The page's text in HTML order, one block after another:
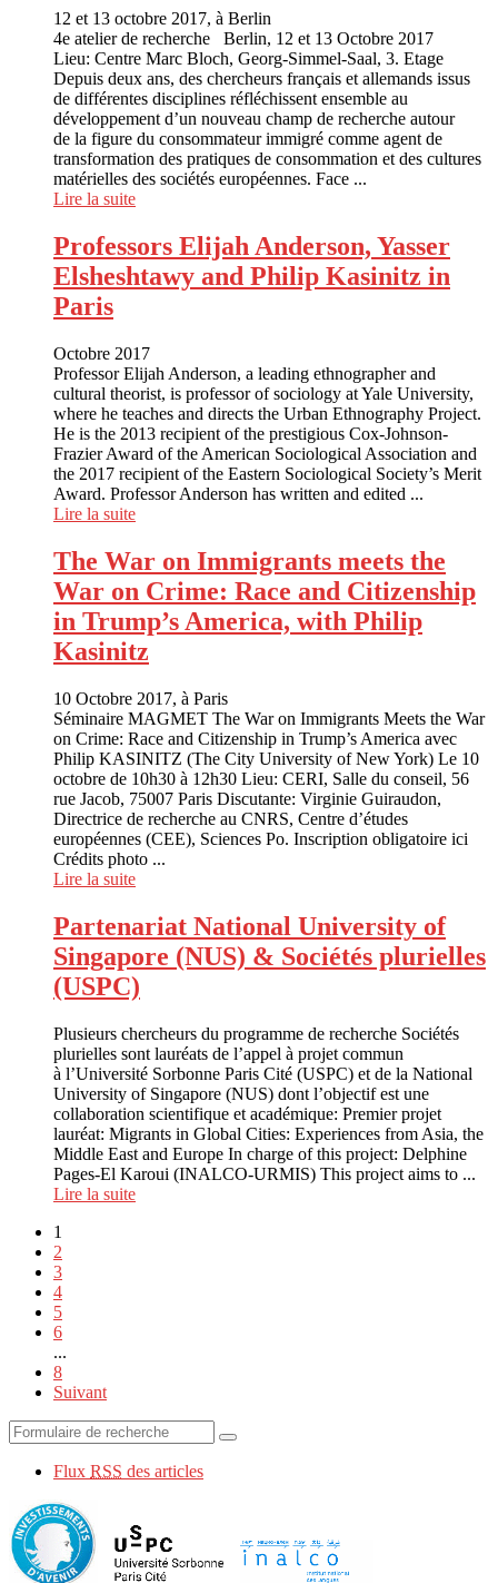
12 et 13 octobre 2017, à Berlin
4e atelier de recherche Berlin, 12 et 13 Octobre 2017
Lieu: Centre Marc Bloch, Georg-Simmel-Saal, 3. Etage
Depuis deux ans, des chercheurs français et allemands issus
de différentes disciplines réfléchissent ensemble au
développement d’un nouveau champ de recherche autour
de la figure du consommateur immigré comme agent de
transformation des pratiques de consommation et des cultures
matérielles des sociétés européennes. Face ...
Lire la suite
Professors Elijah Anderson, Yasser
Elsheshtawy and Philip Kasinitz in
Paris
Octobre 2017
Professor Elijah Anderson, a leading ethnographer and
cultural theorist, is professor of sociology at Yale University,
where he teaches and directs the Urban Ethnography Project.
He is the 2013 recipient of the prestigious Cox-Johnson-
Frazier Award of the American Sociological Association and
the 2017 recipient of the Eastern Sociological Society’s Merit
Award. Professor Anderson has written and edited ...
Lire la suite
The War on Immigrants meets the
War on Crime: Race and Citizenship
in Trump’s America, with Philip
Kasinitz
10 Octobre 2017, à Paris
Séminaire MAGMET The War on Immigrants Meets the War
on Crime: Race and Citizenship in Trump’s America avec
Philip KASINITZ (The City University of New York) Le 10
octobre de 10h30 à 12h30 Lieu: CERI, Salle du conseil, 56
rue Jacob, 75007 Paris Discutante: Virginie Guiraudon,
Directrice de recherche au CNRS, Centre d’études
européennes (CEE), Sciences Po. Inscription obligatoire ici
Crédits photo ...
Lire la suite
Partenariat National University of
Singapore (NUS) & Sociétés plurielles
(USPC)
Plusieurs chercheurs du programme de recherche Sociétés
plurielles sont lauréats de l’appel à projet commun
à l’Université Sorbonne Paris Cité (USPC) et de la National
University of Singapore (NUS) dont l’objectif est une
collaboration scientifique et académique: Premier projet
lauréat: Migrants in Global Cities: Experiences from Asia, the
Middle East and Europe In charge of this project: Delphine
Pages-El Karoui (INALCO-URMIS) This project aims to ...
Lire la suite
1
2
3
4
5
6
...
8
Suivant
Flux RSS des articles